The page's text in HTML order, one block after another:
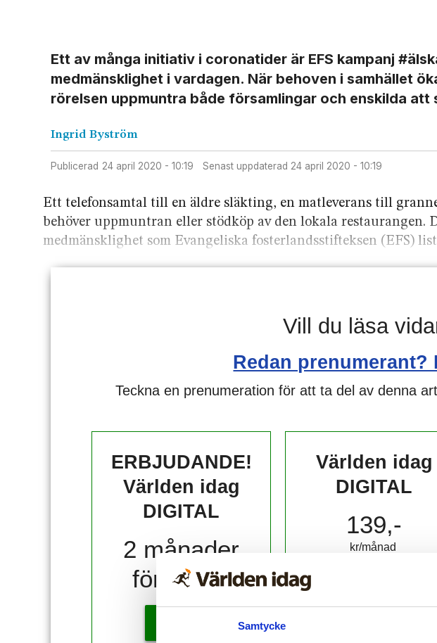
Samtycke
Ett av många initiativ i coronatider är EFS kampanj
medmänsklighet i vardagen. När behoven i samhället
rörelsen uppmuntra både församlingar och enskilda att
Ingrid Byström
Publicerad 24 april 2020 - 10:19 Senast uppdaterad 24 april 2020 - 10:19
Ett telefonsamtal till en äldre släkting, en matleverans till
behöver uppmuntran eller stödköp av den lokala restaurangen.
medmänsklighet som Evangeliska fosterlandsstifteksen (EFS)
Vill du läsa
Redan prenumerant?
Teckna en prenumeration för att ta del av denna
ERBJUDANDE!
Världen idag
DIGITAL
2 månader
för 10 kr!
Världen idag
DIGITAL
139,-
kr/månad ​​​​​​